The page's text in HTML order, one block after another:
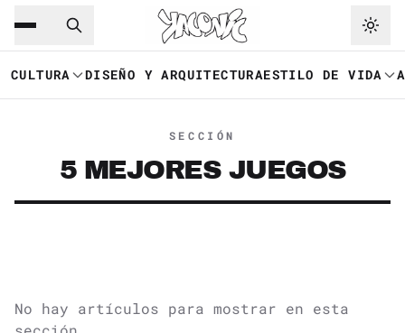
Saltar al contenido principal
CULTURA DISEÑO Y ARQUITECTURAESTILO DE VIDA
SECCIÓN
5 MEJORES JUEGOS
No hay artículos para mostrar en esta